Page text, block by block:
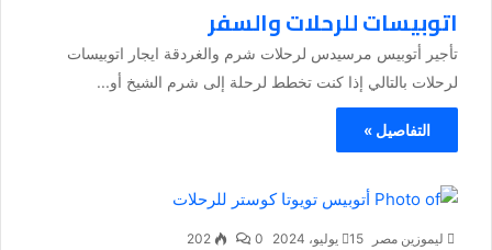
اتوبيسات للرحلات والسفر
تأجير أتوبيس مرسيدس لرحلات شرم والغردقة ايجار اتوبيسات
لرحلات بالتالي إذا كنت تخطط لرحلة إلى شرم الشيخ أو...
التفاصيل »
ليموزين مصر 15 يوليو، 2024 0
202